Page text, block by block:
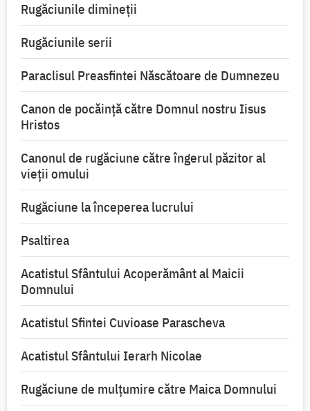
Rugăciunile dimineții
Rugăciunile serii
Paraclisul Preasfintei Născătoare de Dumnezeu
Canon de pocăință către Domnul nostru Iisus
Hristos
Canonul de rugăciune către îngerul păzitor al
vieții omului
Rugăciune la începerea lucrului
Psaltirea
Acatistul Sfântului Acoperământ al Maicii
Domnului
Acatistul Sfintei Cuvioase Parascheva
Acatistul Sfântului Ierarh Nicolae
Rugăciune de mulţumire către Maica Domnului